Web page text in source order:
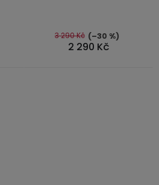
5
hvězdiček.
2 290 Kč
3 290 Kč (–30 %)